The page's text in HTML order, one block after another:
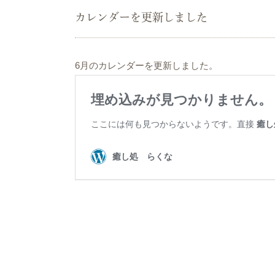
カレンダーを更新しました
6月のカレンダーを更新しました。